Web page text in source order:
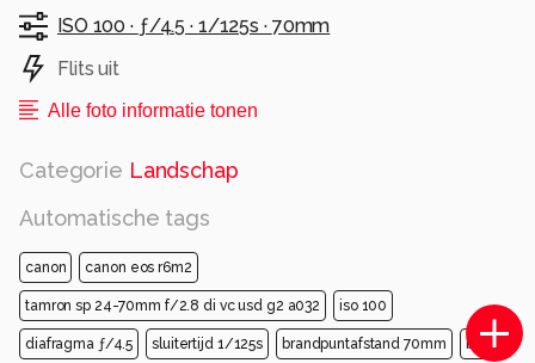
ISO 100 · ƒ/4.5 · 1/125s · 70mm
Flits uit
Alle foto informatie tonen
Categorie Landschap
Automatische tags
canon canon eos r6m2
tamron sp 24-70mm f/2.8 di vc usd g2 a032 iso 100
diafragma ƒ/4.5 sluitertijd 1/125s brandpuntafstand 70mm blad